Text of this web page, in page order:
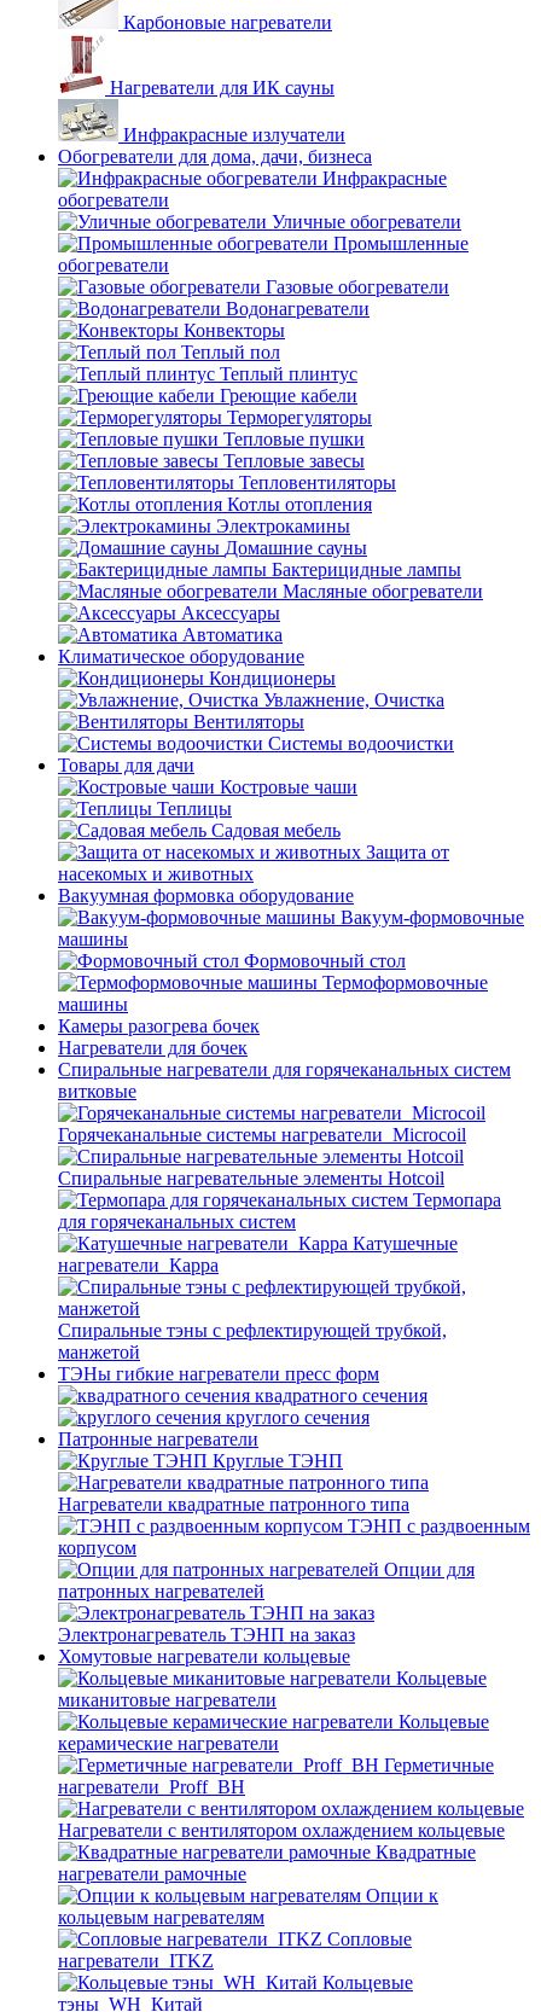
Карбоновые нагреватели
Нагреватели для ИК сауны
Инфракрасные излучатели
Обогреватели для дома, дачи, бизнеса
Инфракрасные
обогреватели
Уличные обогреватели
Промышленные
обогреватели
Газовые обогреватели
Водонагреватели
Конвекторы
Теплый пол
Теплый плинтус
Греющие кабели
Терморегуляторы
Тепловые пушки
Тепловые завесы
Тепловентиляторы
Котлы отопления
Электрокамины
Домашние сауны
Бактерицидные лампы
Масляные обогреватели
Аксессуары
Автоматика
Климатическое оборудование
Кондиционеры
Увлажнение, Очистка
Вентиляторы
Системы водоочистки
Товары для дачи
Костровые чаши
Теплицы
Садовая мебель
Защита от
насекомых и животных
Вакуумная формовка оборудование
Вакуум-формовочные
машины
Формовочный стол
Термоформовочные
машины
Камеры разогрева бочек
Нагреватели для бочек
Спиральные нагреватели для горячеканальных систем
витковые
Горячеканальные системы нагреватели_Microcoil
Спиральные нагревательные элементы Hotcoil
Термопара
для горячеканальных систем
Катушечные
нагреватели_Карра
Спиральные тэны с рефлектирующей трубкой,
манжетой
ТЭНы гибкие нагреватели пресс форм
квадратного сечения
круглого сечения
Патронные нагреватели
Круглые ТЭНП
Нагреватели квадратные патронного типа
ТЭНП с раздвоенным
корпусом
Опции для
патронных нагревателей
Электронагреватель ТЭНП на заказ
Хомутовые нагреватели кольцевые
Кольцевые
миканитовые нагреватели
Кольцевые
керамические нагреватели
Герметичные
нагреватели_Proff_BH
Нагреватели с вентилятором охлаждением кольцевые
Квадратные
нагреватели рамочные
Опции к
кольцевым нагревателям
Cопловые
нагреватели_ITKZ
Кольцевые
тэны_WH_Китай